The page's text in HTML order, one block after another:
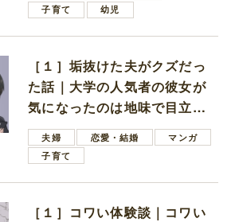
子育て
幼児
［１］垢抜けた夫がクズだっ
た話｜大学の人気者の彼女が
気になったのは地味で目立た
ない男子学生
夫婦 恋愛・結婚
マンガ
子育て
［１］コワい体験談｜コワい